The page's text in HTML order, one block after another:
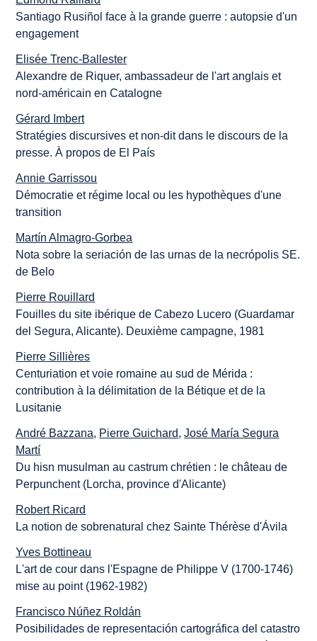
Santiago Rusiñol face à la grande guerre : autopsie d'un
engagement
Elisée Trenc-Ballester
Alexandre de Riquer, ambassadeur de l'art anglais et
nord-américain en Catalogne
Gérard Imbert
Stratégies discursives et non-dit dans le discours de la
presse. À propos de El País
Annie Garrissou
Démocratie et régime local ou les hypothèques d'une
transition
Martín Almagro-Gorbea
Nota sobre la seriación de las urnas de la necrópolis SE.
de Belo
Pierre Rouillard
Fouilles du site ibérique de Cabezo Lucero (Guardamar
del Segura, Alicante). Deuxième campagne, 1981
Pierre Sillières
Centuriation et voie romaine au sud de Mérida :
contribution à la délimitation de la Bétique et de la
Lusitanie
André Bazzana, Pierre Guichard,José María Segura
Martí
Du hisn musulman au castrum chrétien : le château de
Perpunchent (Lorcha, province d'Alicante)
Robert Ricard
La notion de sobrenatural chez Sainte Thérèse d'Ávila
Yves Bottineau
L'art de cour dans l'Espagne de Philippe V (1700-1746)
mise au point (1962-1982)
Francisco Núñez Roldán
Posibilidades de representación cartográfica del catastro